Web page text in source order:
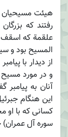
رفتند که
علقمة که اسقف
از دیدار با
و در مورد
آنان به پیامبر
این هنگام
سوره آل